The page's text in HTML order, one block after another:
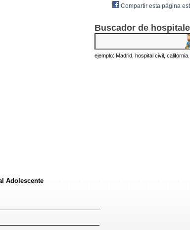
Buscador de
ejemplo: Madrid, hospital civil, california...
Adolescente
Compartir esta página